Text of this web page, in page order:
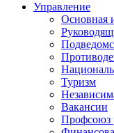
Управление
Основная
Туризм
Вакансии
Профсоюз